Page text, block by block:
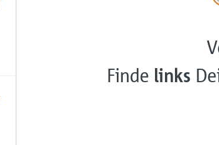
Finde links